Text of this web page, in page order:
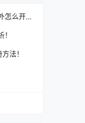
怎么开
法！